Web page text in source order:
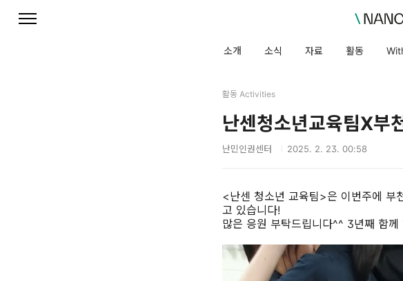
소개 소식 자료 활동
활동 Activities
난센청소년교육팀X부
난민인권센터 2025. 2. 23. 00:58
<난센 청소년 교육팀>은 이번주에 부
고 있습니다!
많은 응원 부탁드립니다^^ 3년째 함